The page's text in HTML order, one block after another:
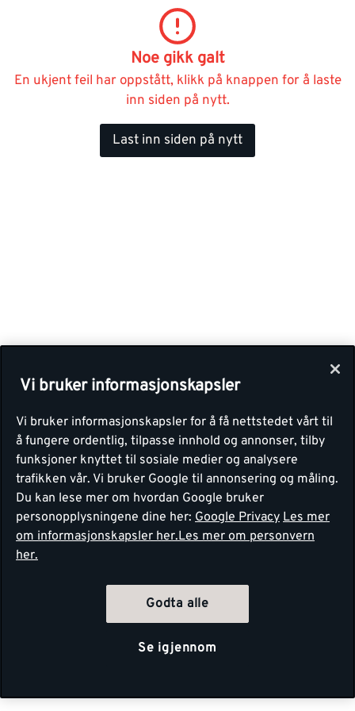
Noe gikk galt
En ukjent feil har oppstått, klikk på knappen for å laste
inn siden på nytt.
Last inn siden på nytt
Vi bruker informasjonskapsler
Vi bruker informasjonskapsler for å få nettstedet vårt til
å fungere ordentlig, tilpasse innhold og annonser, tilby
funksjoner knyttet til sosiale medier og analysere
trafikken vår. Vi bruker Google til annonsering og måling.
Du kan lese mer om hvordan Google bruker
personopplysningene dine her: Google Privacy Les mer
om informasjonskapsler her.Les mer om personvern
her.
Godta alle
Se igjennom